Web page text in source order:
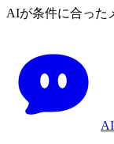
AIが条件に合った